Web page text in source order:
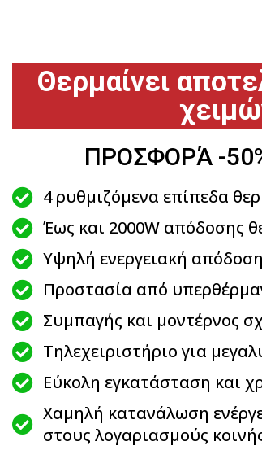
Θερμαίνει
ΠΡΟΣΦΟΡΆ -
4 ρυθμιζόμενα επίπεδα
Έως και 2000W απόδοσης
Υψηλή ενεργειακή
Προστασία από
Συμπαγής και μοντέρνος
Τηλεχειριστήριο για
Εύκολη εγκατάσταση και
Χαμηλή κατανάλωση
στους λογαριασμούς